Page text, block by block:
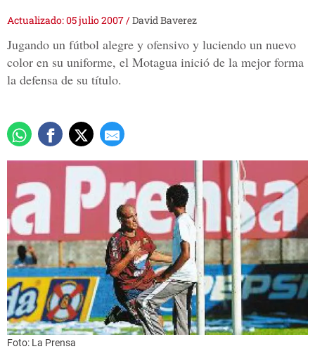
Actualizado: 05 julio 2007/David Baverez
Jugando un fútbol alegre y ofensivo y luciendo un nuevo
color en su uniforme, el Motagua inició de la mejor forma
la defensa de su título.
Foto: La Prensa